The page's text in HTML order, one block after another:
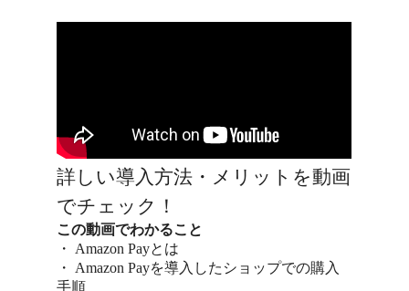
詳しい導入方法・メリットを動画
でチェック！
この動画でわかること
・ Amazon Payとは
・ Amazon Payを導入したショップでの購入
手順